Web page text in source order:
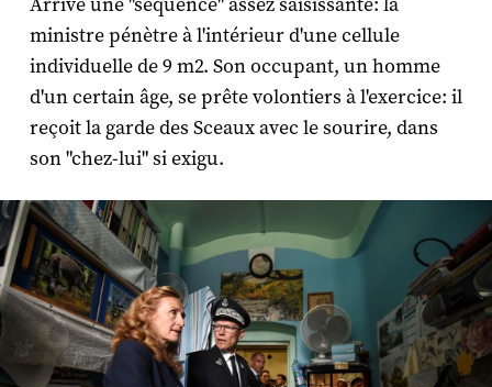
Arrive une "séquence" assez saisissante: la
ministre pénètre à l'intérieur d'une cellule
individuelle de 9 m2. Son occupant, un homme
d'un certain âge, se prête volontiers à l'exercice: il
reçoit la garde des Sceaux avec le sourire, dans
son "chez-lui" si exigu.